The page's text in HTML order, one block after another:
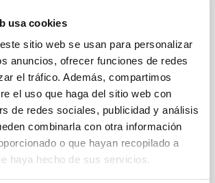
usa cookies
sitio web se usan para personalizar
anuncios, ofrecer funciones de redes
el tráfico. Además, compartimos
el uso que haga del sitio web con
de redes sociales, publicidad y análisis
combinarla con otra información
o que hayan recopilado a
haya hecho de sus servicios.
en la formación de estrellas y su
el nacimiento de una estrella, los
llegan a frenar su rotación
de la nube molecular, y en el fin de
estrella, el magnetismo puede ser
en la que se pierden las capas
Quintero Noda